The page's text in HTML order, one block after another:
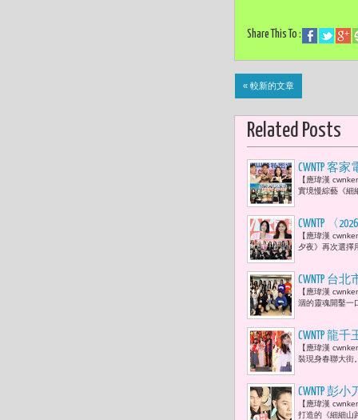
Share This To :
« 較新的文章
Related Posts
CWNTP 客
優賢，以
【應瑋漢
實境慢綜藝《細
CWNTP 〈
藝人 47位
【應瑋漢
夕夜》再次選擇
CWNTP 台
新北國王
【應瑋漢
涸的靈魂開鑿一
CWNTP 龍
楊哲與陳
【應瑋漢
裝現身春聯大街
CWNTP 彭
的。」
【應瑋漢
打造的《細細山